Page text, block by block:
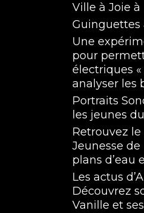
Ville à Joie
Guinguettes
Une
pour
électriques
analyser les
Portraits
les jeunes
Retrouvez
Jeunesse de
plans d’eau
Les actus
Découvrez
Vanille et